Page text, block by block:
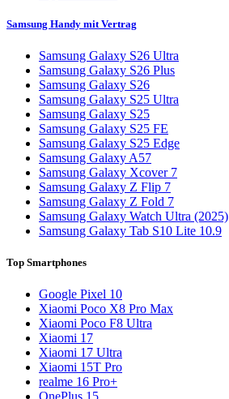
Samsung Handy mit Vertrag
Samsung Galaxy S26 Ultra
Samsung Galaxy S26 Plus
Samsung Galaxy S26
Samsung Galaxy S25 Ultra
Samsung Galaxy S25
Samsung Galaxy S25 FE
Samsung Galaxy S25 Edge
Samsung Galaxy A57
Samsung Galaxy Xcover 7
Samsung Galaxy Z Flip 7
Samsung Galaxy Z Fold 7
Samsung Galaxy Watch Ultra (2025)
Samsung Galaxy Tab S10 Lite 10.9
Top Smartphones
Google Pixel 10
Xiaomi Poco X8 Pro Max
Xiaomi Poco F8 Ultra
Xiaomi 17
Xiaomi 17 Ultra
Xiaomi 15T Pro
realme 16 Pro+